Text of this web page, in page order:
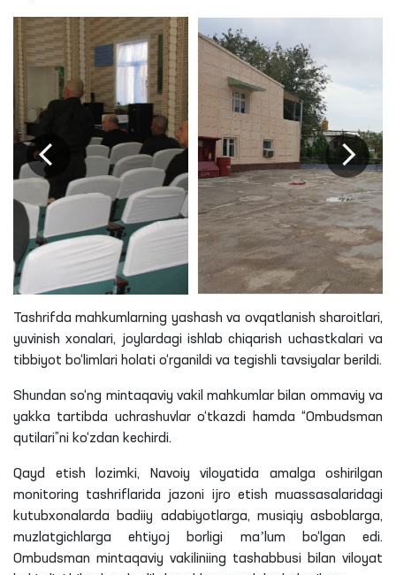
Tashrifda mahkumlarning yashash va ovqatlanish sharoitlari,
yuvinish xonalari, joylardagi ishlab chiqarish uchastkalari va
tibbiyot bo‘limlari holati o‘rganildi va tegishli tavsiyalar berildi.
Shundan so‘ng mintaqaviy vakil mahkumlar bilan ommaviy va
yakka tartibda uchrashuvlar o‘tkazdi hamda “Ombudsman
qutilari”ni ko‘zdan kechirdi.
Qayd etish lozimki, Navoiy viloyatida amalga oshirilgan
monitoring tashriflarida jazoni ijro etish muassasalaridagi
kutubxonalarda badiiy adabiyotlarga, musiqiy asboblarga,
muzlatgichlarga ehtiyoj borligi maʼlum bo‘lgan edi.
Ombudsman mintaqaviy vakiliniing tashabbusi bilan viloyat